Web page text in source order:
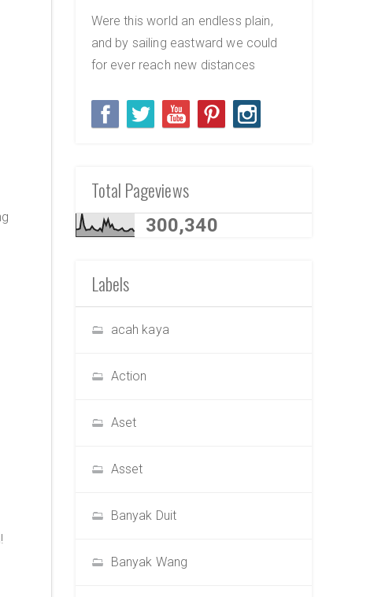
Were this world an endless plain,
and by sailing eastward we could
for ever reach new distances
Total Pageviews
300,340
Labels
acah kaya
Action
Aset
Asset
Banyak Duit
Banyak Wang